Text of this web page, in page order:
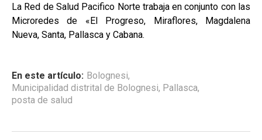
La Red de Salud Pacifico Norte trabaja en conjunto con las
Microredes de «El Progreso, Miraflores, Magdalena
Nueva, Santa, Pallasca y Cabana.
En este artículo: Bolognesi,
Municipalidad distrital de Bolognesi, Pallasca,
posta de salud